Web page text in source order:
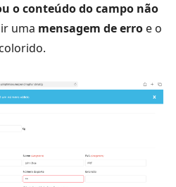
o conteúdo do campo não
uma mensagem de erro e o